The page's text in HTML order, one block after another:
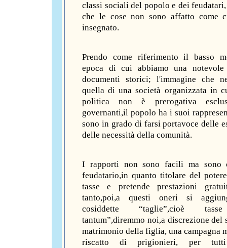
classi sociali del popolo e dei
che le cose non sono affatto come
insegnato.
Prendo come riferimento il basso
epoca di cui abbiamo una
documenti storici; l'immagine che
quella di una società organizzata in
politica non è prerogativa
governanti,il popolo ha i suoi
sono in grado di farsi portavoce delle
delle necessità della comunità.
I rapporti non sono facili ma sono
feudatario,in quanto titolare del
tasse e pretende prestazioni
tanto,poi,a questi oneri si
cosiddette “taglie”,cioè
tantum”,diremmo noi,a discrezione del
matrimonio della figlia, una campagna
riscatto di prigionieri, per